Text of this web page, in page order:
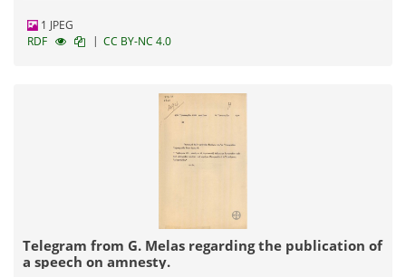
1 JPEG
RDF
| CC BY-NC 4.0
Telegram from G. Melas regarding the publication of
a speech on amnesty.